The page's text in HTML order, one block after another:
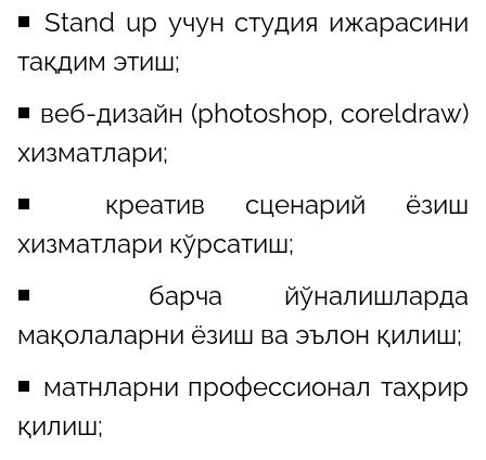
◾️ Stand up учун студия ижарасини
тақдим этиш;
◾️ веб-дизайн (photoshop, coreldraw)
хизматлари;
◾️ креатив сценарий ёзиш
хизматлари кўрсатиш;
◾️ барча йўналишларда
мақолаларни ёзиш ва эълон қилиш;
◾️ матнларни профессионал таҳрир
қилиш;